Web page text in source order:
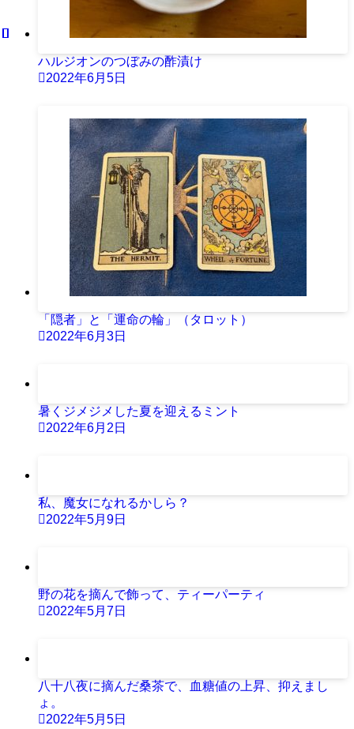
ハルジオンのつぼみの酢漬け
2022年6月5日
「隠者」と「運命の輪」（タロット）
2022年6月3日
暑くジメジメした夏を迎えるミント
2022年6月2日
私、魔女になれるかしら？
2022年5月9日
野の花を摘んで飾って、ティーパーティ
2022年5月7日
八十八夜に摘んだ桑茶で、血糖値の上昇、抑えまし
ょ。
2022年5月5日